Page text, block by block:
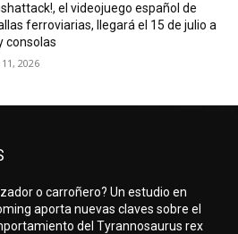
el videojuego español de
ferroviarias, llegará el 15 de julio a
consolas
2026
o carroñero? Un estudio en
aporta nuevas claves sobre el
del Tyrannosaurus rex